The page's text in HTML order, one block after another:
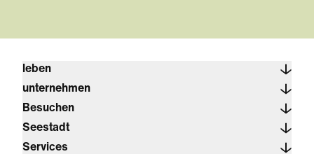
leben
unternehmen
Besuchen
Seestadt
Services